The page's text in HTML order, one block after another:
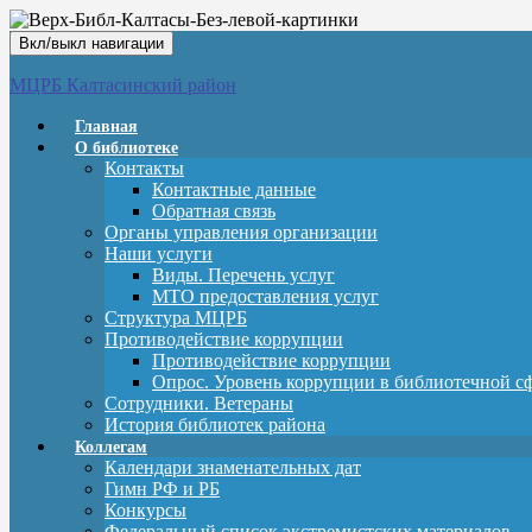
Вкл/выкл навигации
МЦРБ Калтасинский район
Главная
О библиотеке
Контакты
Контактные данные
Обратная связь
Органы управления организации
Наши услуги
Виды. Перечень услуг
МТО предоставления услуг
Структура МЦРБ
Противодействие коррупции
Противодействие коррупции
Опрос. Уровень коррупции в библиотечной
Сотрудники. Ветераны
История библиотек района
Коллегам
Календари знаменательных дат
Гимн РФ и РБ
Конкурсы